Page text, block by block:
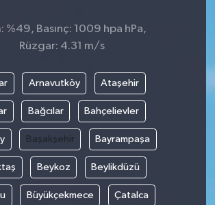
%49, Basınç: 1009 hpa hPa,
Rüzgar: 4.31 m/s
Arnavutköy Ataşehir
Bağcılar Bahçelievler
Başakşehir Bayrampaşa
Beykoz Beylikdüzü
Büyükçekmece Çatalca